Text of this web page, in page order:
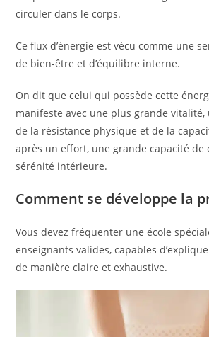
circuler dans le corps.
Ce flux d’énergie est vécu comme une
de bien-être et d’équilibre interne.
On dit que celui qui possède cette
manifeste avec une plus grande
de la résistance physique et de la
après un effort, une grande capacité de
sérénité intérieure.
Comment se développe la
Vous devez fréquenter une école
enseignants valides, capables
de manière claire et exhaustive.